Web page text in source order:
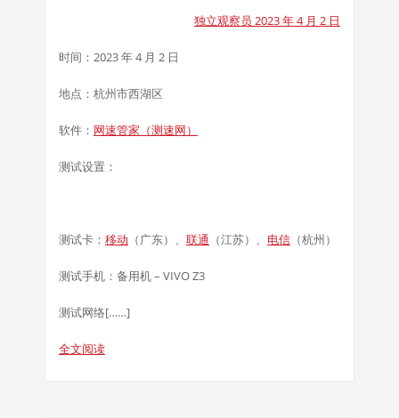
独立观察员 2023 年 4 月 2 日
时间：2023 年 4 月 2 日
地点：杭州市西湖区
软件： 网速管家（测速网）
测试设置：
测试卡： 移动 （广东）、 联通 （江苏）、 电信 （杭州）
测试手机：备用机 – VIVO Z3
测试网络[……]
全文阅读